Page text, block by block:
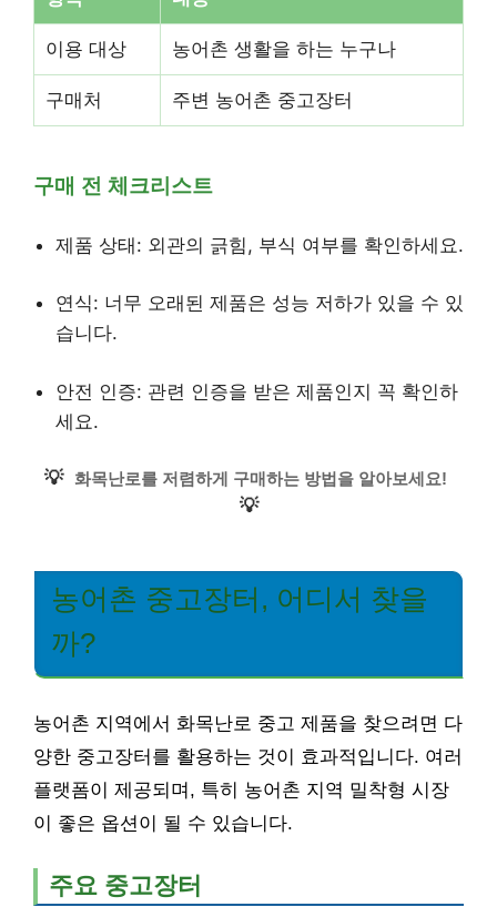
이용 대상 농어촌 생활을 하는 누구나
구매처 주변 농어촌 중고장터
구매 전 체크리스트
제품 상태: 외관의 긁힘, 부식 여부를 확인하세요.
연식: 너무 오래된 제품은 성능 저하가 있을 수 있
습니다.
안전 인증: 관련 인증을 받은 제품인지 꼭 확인하
세요.
💡 화목난로를 저렴하게 구매하는 방법을 알아보세요!
💡
농어촌 중고장터, 어디서 찾을
까?
농어촌 지역에서 화목난로 중고 제품을 찾으려면 다
양한 중고장터를 활용하는 것이 효과적입니다. 여러
플랫폼이 제공되며, 특히 농어촌 지역 밀착형 시장
이 좋은 옵션이 될 수 있습니다.
주요 중고장터